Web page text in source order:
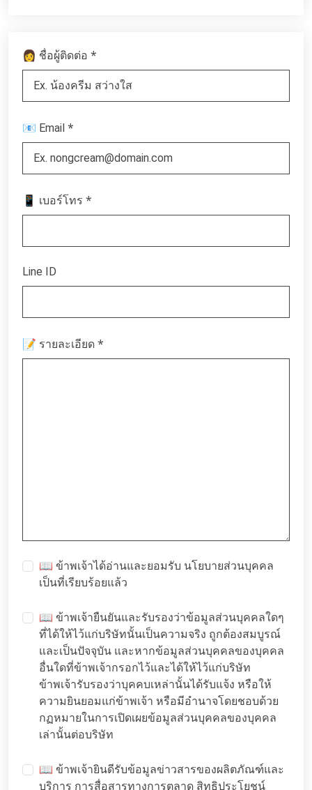
👩 ชื่อผู้ติดต่อ *
📧 Email *
📱 เบอร์โทร *
Line ID
📝 รายละเอียด *
📖 ข้าพเจ้าได้อ่านและยอมรับ นโยบายส่วนบุคคล
เป็นที่เรียบร้อยแล้ว
📖 ข้าพเจ้ายืนยันและรับรองว่าข้อมูลส่วนบุคคลใดๆ
ที่ได้ให้ไว้แก่บริษัทนั้นเป็นความจริง ถูกต้องสมบูรณ์
และเป็นปัจจุบัน และหากข้อมูลส่วนบุคคลของบุคคล
อื่นใดที่ข้าพเจ้ากรอกไว้และได้ให้ไว้แก่บริษัท
ข้าพเจ้ารับรองว่าบุคคบเหล่านั้นได้รับแจ้ง หรือให้
ความยินยอมแก่ข้าพเจ้า หรือมีอำนาจโดยชอบด้วย
กฏหมายในการเปิดเผยข้อมูลส่วนบุคคลของบุคคล
เล่านั้นต่อบริษัท
📖 ข้าพเจ้ายินดีรับข้อมูลข่าวสารของผลิตภัณฑ์และ
บริการ การสื่อสารทางการตลาด สิทธิประโยชน์